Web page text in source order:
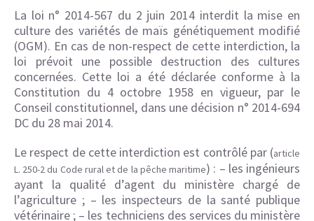
La loi n° 2014-567 du 2 juin 2014 interdit la mise en
culture des variétés de maïs génétiquement modifié
(OGM). En cas de non-respect de cette interdiction, la
loi prévoit une possible destruction des cultures
concernées. Cette loi a été déclarée conforme à la
Constitution du 4 octobre 1958 en vigueur, par le
Conseil constitutionnel, dans une décision n° 2014-694
DC du 28 mai 2014.
Le respect de cette interdiction est contrôlé par (article
L. 250-2 du Code rural et de la pêche maritime) : – les ingénieurs
ayant la qualité d’agent du ministère chargé de
l’agriculture ; – les inspecteurs de la santé publique
vétérinaire ; – les techniciens des services du ministère